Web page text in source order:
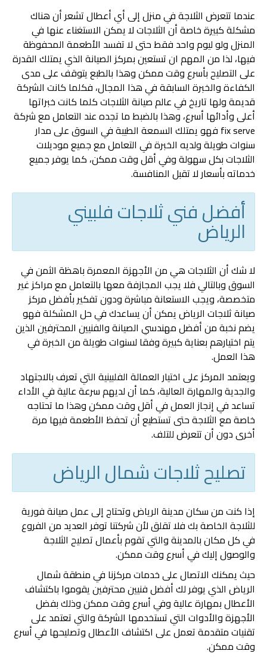
عندما تتعرض الثلاجة في منزل إلى أي أعطال تشعر أن هناك
مشكلة كبيرة خاصة أن الثلاجات لا يمكن الاستغناء عنها في
المنزل ولو ليوم واحد فقط حتى لا تفسد الأطعمة المحفوظة
فيها، لذا من المهم ان تستعين بمركز الصيانة الذي يمتلك القدرة
على التصليح بأسرع وقت ممكن وهذا بالطبع يتوقف على مدى
الكفاءة والخبرة السابقة في هذا المجال، فكلما كانت الشركة
قديمة ولها تاريخ في عالم صيانة الثلاجات كلما كانت خبراتها
أعلى وأدائها أسرع، وهذا بالضبط ما تجده عند التعامل مع شركة
fix serve فهو يمتلك السمعة الطيبة في السوق على مدار
سنوات طويلة ولديه الخبرة في التعامل مع جميع موديلات
الثلاجات بكل سهولة وفي أقل وقت ممكن، كما يوفر جميع
خدماته بأسعار لا تقبل المنافسة.
أفضل فني ثلاجات فلبيني
الرياض
لا شك أن الثلاجات هي من الأجهزة المعمرة باهظة الثمن في
السوق وبالتالي فلا يجب المجازفة معها بالتعامل مع مراكز غير
متخصصة، ويجب الاستعانة مباشرة ودون تفكير بأفضل مركز
صيانة ثلاجات الرياض يمكن أن يساعدك في حل المشكلة فهو
يضم نخبة من أفضل مهندسي الصيانة والفنيين المحترفين الذين
يتم اختيارهم بعناية كبيرة وفقا لسنوات طويلة من الخبرة في
هذا العمل.
ويعتمد المركز على اختيار العمالة الفلبينية التي تعرف بالاجتهاد
والجدية والمهارة العالية، كما أن لديهم سرعة عالية في الأداء
تساعد في إنجاز العمل في أقل وقت ممكن وهذا ما تحتاجه
خاصة مع الثلاجة حتى تستطيع أن تحفظ الأطعمة فيها مرة
أخرى دون أن تتعرض للتلف.
تصليح ثلاجات شمال الرياض
إذا كنت من سكان مدينة الرياض وتحتاج إلى عمل صيانة فورية
للثلاجة الخاصة بك فلا تقلق لأن شركتنا توفر العديد من الفروع
في كل مكان بالمدينة والتي تقوم بأعمال تصليح الثلاجة
والوصول إليك في أسرع وقت ممكن.
حيث يمكنك الاتصال على خدمات مركزنا في منطقة شمال
الرياض الذي يوفر لك أفضل فنيين محترفين يقوموا باكتشاف
الأعطال بمهارة عالية وفي أسرع وقت ممكن وذلك بفضل
الأجهزة والأدوات التي تستخدمها الشركة والتي تعتمد على
تقنيات متقدمة تعمل على اكتشاف الأعطال وتصليحها في أسرع
وقت ممكن.